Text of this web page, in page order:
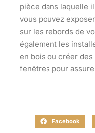
pièce dans laquelle
vous pouvez
sur les rebords de
également les
en bois ou créer des
fenêtres pour
Facebook